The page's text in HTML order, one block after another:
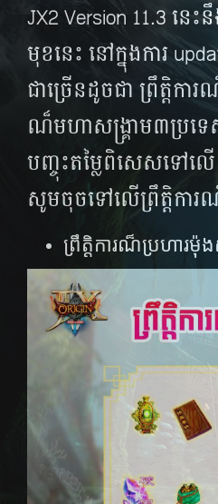
JX2 Version 11.3 នេះ
មុខនេះ នៅក្នុងការ
ជាច្រើនដូចជា ព្រឹត្តិកា
ណ៏មហាសង្គ្រាម៣ប្រទេ
បញ្ចុះតម្លៃពិសេសទៅល
សូមចុចទៅលើព្រឹត្តិកា
ព្រឹត្តិការណ៏ប្រហារម៉ុង